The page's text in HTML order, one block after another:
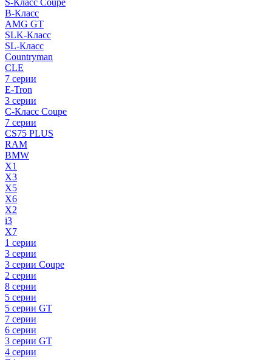
S-Класс Сoupe
B-Класс
AMG GT
SLK-Класс
SL-Класс
Countryman
CLE
7 серии
E-Tron
3 серии
C-Класс Coupe
7 серии
CS75 PLUS
RAM
BMW
X1
X3
X5
X6
X2
i3
X7
1 серии
3 серии
3 серии Coupe
2 серии
8 серии
5 серии
5 серии GT
7 серии
6 серии
3 серии GT
4 серии